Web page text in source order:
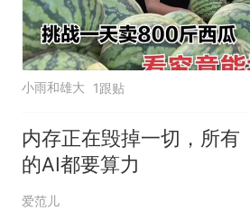
小雨和雄大 1跟贴
内存正在毁掉一切，所有
的AI都要算力
爱范儿